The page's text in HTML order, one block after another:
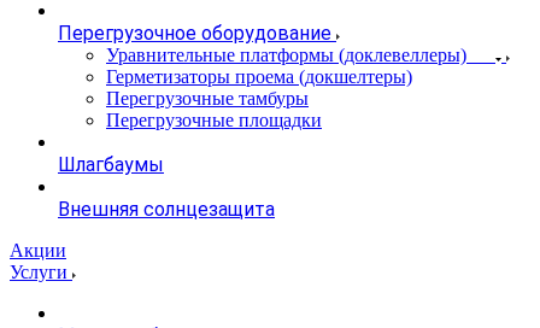
Перегрузочное оборудование
Уравнительные платформы (доклевеллеры)
Герметизаторы проема (докшелтеры)
Перегрузочные тамбуры
Перегрузочные площадки
Шлагбаумы
Внешняя солнцезащита
Акции
Услуги